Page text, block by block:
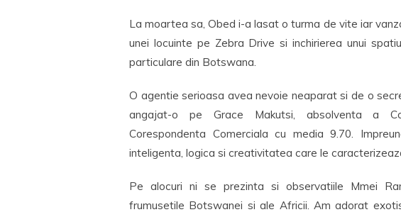
La moartea sa, Obed i-a lasat o turma de vite iar
unei locuinte pe Zebra Drive si inchirierea unui
particulare din Botswana.
O agentie serioasa avea nevoie neaparat si de o
angajat-o pe Grace Makutsi, absolventa a
Corespondenta Comerciala cu media 9.70.
inteligenta, logica si creativitatea care le
Pe alocuri ni se prezinta si observatiile Mmei
frumusetile Botswanei si ale Africii. Am adorat